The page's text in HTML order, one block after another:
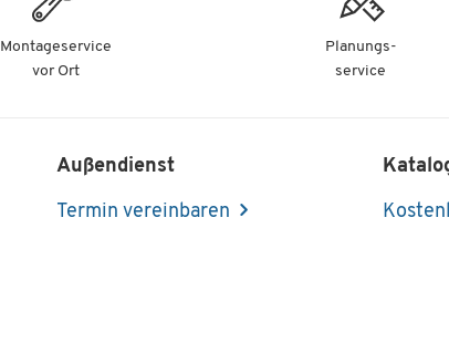
Montageservice
vor Ort
Planungs-
service
Außendienst
Termin vereinbaren